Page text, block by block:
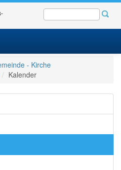
- Kirche
Kalender